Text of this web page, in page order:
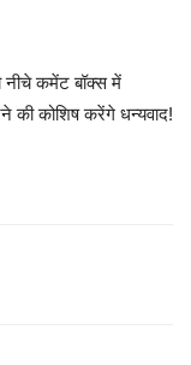
नीचे कमेंट बॉक्स में
की कोशिष करेंगे धन्यवाद!